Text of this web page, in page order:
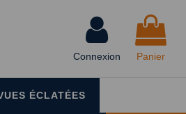
Connexion Panier
ÉCLATÉES